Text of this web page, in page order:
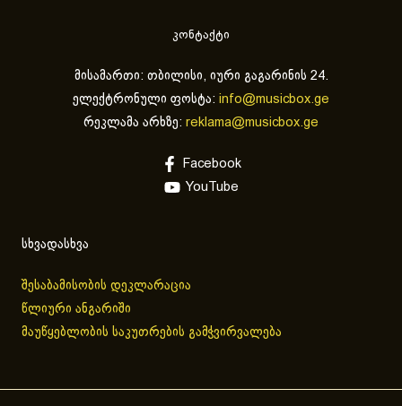
კონტაქტი
მისამართი: თბილისი, იური გაგარინის 24.
ელექტრონული ფოსტა: info@musicbox.ge
რეკლამა არხზე: reklama@musicbox.ge
Facebook
YouTube
სხვადასხვა
შესაბამისობის დეკლარაცია
წლიური ანგარიში
მაუწყებლობის საკუთრების გამჭვირვალება